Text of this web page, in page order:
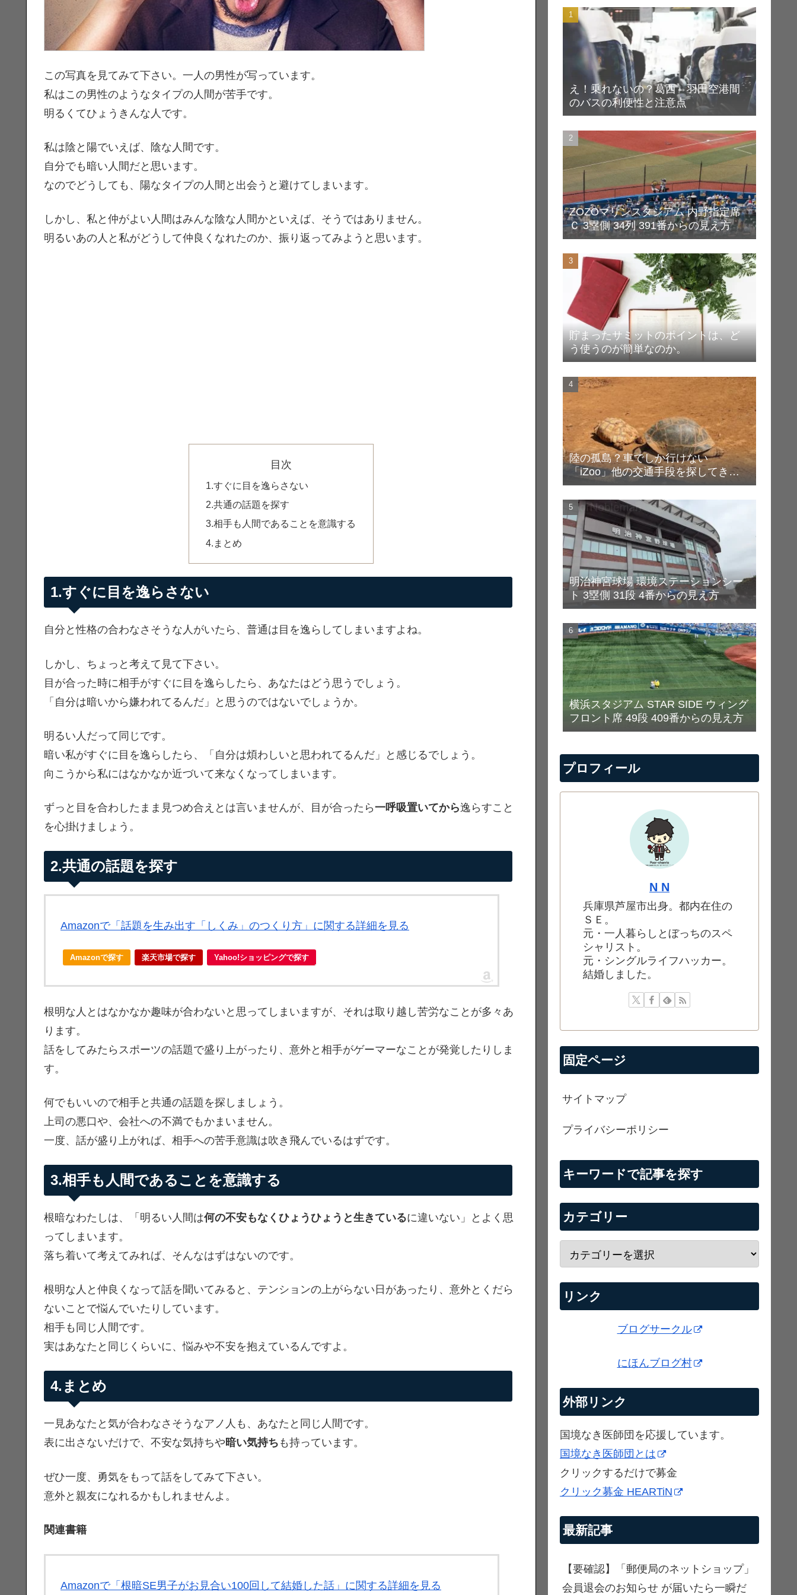
この写真を見てみて下さい。一人の男性が写っています。
私はこの男性のようなタイプの人間が苦手です。
明るくてひょうきんな人です。
私は陰と陽でいえば、陰な人間です。
自分でも暗い人間だと思います。
なのでどうしても、陽なタイプの人間と出会うと避けてしまいます。
しかし、私と仲がよい人間はみんな陰な人間かといえば、そうではありません。
明るいあの人と私がどうして仲良くなれたのか、振り返ってみようと思います。
目次
1.すぐに目を逸らさない
2.共通の話題を探す
3.相手も人間であることを意識する
4.まとめ
1.すぐに目を逸らさない
自分と性格の合わなさそうな人がいたら、普通は目を逸らしてしまいますよね。
しかし、ちょっと考えて見て下さい。
目が合った時に相手がすぐに目を逸らしたら、あなたはどう思うでしょう。
「自分は暗いから嫌われてるんだ」と思うのではないでしょうか。
明るい人だって同じです。
暗い私がすぐに目を逸らしたら、「自分は煩わしいと思われてるんだ」と感じるでしょう。
向こうから私にはなかなか近づいて来なくなってしまいます。
ずっと目を合わしたまま見つめ合えとは言いませんが、目が合ったら一呼吸置いてから逸らすこと
を心掛けましょう。
2.共通の話題を探す
Amazonで「話題を生み出す「しくみ」のつくり方」に関する詳細を見る
Amazonで探す 楽天市場で探す Yahoo!ショッピングで探す
根明な人とはなかなか趣味が合わないと思ってしまいますが、それは取り越し苦労なことが多々あ
ります。
話をしてみたらスポーツの話題で盛り上がったり、意外と相手がゲーマーなことが発覚したりしま
す。
何でもいいので相手と共通の話題を探しましょう。
上司の悪口や、会社への不満でもかまいません。
一度、話が盛り上がれば、相手への苦手意識は吹き飛んでいるはずです。
3.相手も人間であることを意識する
根暗なわたしは、「明るい人間は何の不安もなくひょうひょうと生きているに違いない」とよく思
ってしまいます。
落ち着いて考えてみれば、そんなはずはないのです。
根明な人と仲良くなって話を聞いてみると、テンションの上がらない日があったり、意外とくだら
ないことで悩んでいたりしています。
相手も同じ人間です。
実はあなたと同じくらいに、悩みや不安を抱えているんですよ。
4.まとめ
一見あなたと気が合わなさそうなアノ人も、あなたと同じ人間です。
表に出さないだけで、不安な気持ちや暗い気持ち も持っています。
ぜひ一度、勇気をもって話をしてみて下さい。
意外と親友になれるかもしれませんよ。
関連書籍
Amazonで「根暗SE男子がお見合い100回して結婚した話」に関する詳細を見る
え！乗れないの？葛西⇔羽田空港間
のバスの利便性と注意点
ZOZOマリンスタジアム 内野指定席
Ｃ 3塁側 34列 391番からの見え方
貯まったサミットのポイントは、ど
う使うのが簡単なのか。
陸の孤島？車でしか行けない
「iZoo」他の交通手段を探してき
た！
明治神宮球場 環境ステーションシー
ト 3塁側 31段 4番からの見え方
横浜スタジアム STAR SIDE ウィング
フロント席 49段 409番からの見え方
プロフィール
N N
兵庫県芦屋市出身。都内在住の
ＳＥ。
元・一人暮らしとぼっちのスペ
シャリスト。
元・シングルライフハッカー。
結婚しました。
固定ページ
サイトマップ
プライバシーポリシー
キーワードで記事を探す
カテゴリー
リンク
ブログサークル
にほんブログ村
外部リンク
国境なき医師団を応援しています。
国境なき医師団とは
クリックするだけで募金
クリック募金 HEARTiN
最新記事
【要確認】「郵便局のネットショップ」
会員退会のお知らせ が届いたら一瞬だ